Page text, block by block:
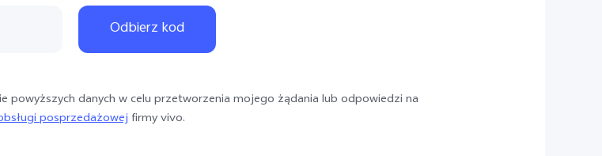
421
34
385
Odbierz kod
powyższych danych w celu przetworzenia mojego żądania lub odpowiedzi na
posprzedażowej firmy vivo.